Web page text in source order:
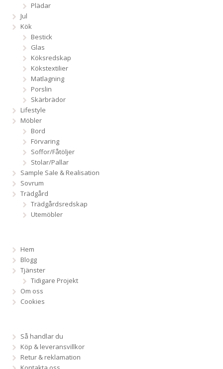
Plädar
Jul
Kök
Bestick
Glas
Köksredskap
Kökstextilier
Matlagning
Porslin
Skärbrädor
Lifestyle
Möbler
Bord
Förvaring
Soffor/Fåtöljer
Stolar/Pallar
Sample Sale & Realisation
Sovrum
Trädgård
Trädgårdsredskap
Utemöbler
Hem
Blogg
Tjänster
Tidigare Projekt
Om oss
Cookies
Så handlar du
Köp & leveransvillkor
Retur & reklamation